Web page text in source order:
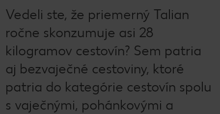
Vedeli ste, že priemerný Talian
ročne skonzumuje asi 28
kilogramov cestovín? Sem patria
aj bezvaječné cestoviny, ktoré
patria do kategórie cestovín spolu
s vaječnými, pohánkovými a